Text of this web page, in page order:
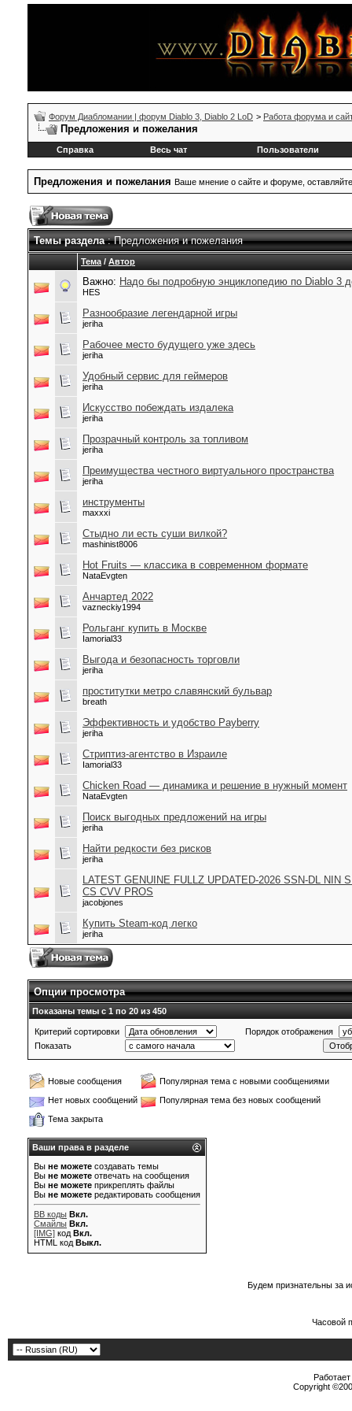
Форум Диабломании | форум Diablo 3, Diablo 2 LoD > Работа форума и
Предложения и пожелания
Справка Весь чат Пользователи
Предложения и пожелания Ваше мнение о сайте и форуме,
Темы раздела: Предложения и пожелания
Тема / Автор
Важно: Надо бы подробную энциклопедию по Diablo 3
HES
Разнообразие легендарной игры
jeriha
Рабочее место будущего уже здесь
jeriha
Удобный сервис для геймеров
jeriha
Искусство побеждать издалека
jeriha
Прозрачный контроль за топливом
jeriha
Преимущества честного виртуального пространства
jeriha
инструменты
maxxxi
Стыдно ли есть суши вилкой?
mashinist8006
Hot Fruits — классика в современном формате
NataEvgten
Анчартед 2022
vazneckiy1994
Рольганг купить в Москве
Iamorial33
Выгода и безопасность торговли
jeriha
проститутки метро славянский бульвар
breath
Эффективность и удобство Payberry
jeriha
Стриптиз-агентство в Израиле
Iamorial33
Chicken Road — динамика и решение в нужный момент
NataEvgten
Поиск выгодных предложений на игры
jeriha
Найти редкости без рисков
jeriha
LATEST GENUINE FULLZ UPDATED-2026 SSN-DL NIN
CS CVV PROS
jacobjones
Купить Steam-код легко
jeriha
Опции просмотра
Показаны темы с 1 по 20 из 450
Критерий сортировки
Порядок отображения
Показать
Новые сообщения
Популярная тема с новыми сообщениями
Нет новых сообщений
Популярная тема без новых сообщений
Тема закрыта
Ваши права в разделе
Вы не можете создавать темы
Вы не можете отвечать на сообщения
Вы не можете прикреплять файлы
Вы не можете редактировать сообщения
BB коды Вкл.
Смайлы Вкл.
[IMG] код Вкл.
HTML код Выкл.
Будем признательны за
Часовой
Copyright